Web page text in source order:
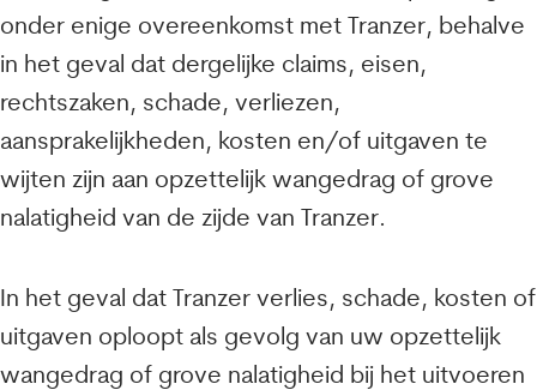
onder enige overeenkomst met Tranzer, behalve
in het geval dat dergelijke claims, eisen,
rechtszaken, schade, verliezen,
aansprakelijkheden, kosten en/of uitgaven te
wijten zijn aan opzettelijk wangedrag of grove
nalatigheid van de zijde van Tranzer.
In het geval dat Tranzer verlies, schade, kosten of
uitgaven oploopt als gevolg van uw opzettelijk
wangedrag of grove nalatigheid bij het uitvoeren